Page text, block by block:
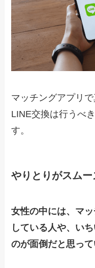
マッチングアプリ
LINE交換は行うべ
す。
やりとりがスムー
女性の中には、マ
している人や、い
のが面倒だと思っ